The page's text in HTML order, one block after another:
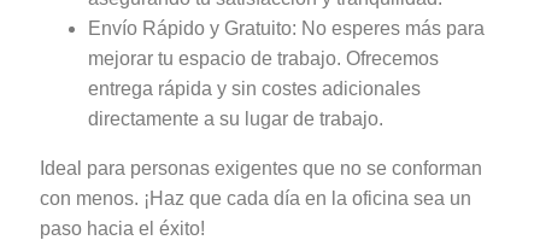
Envío Rápido y Gratuito: No esperes más para
mejorar tu espacio de trabajo. Ofrecemos
entrega rápida y sin costes adicionales
directamente a su lugar de trabajo.
Ideal para personas exigentes que no se conforman
con menos. ¡Haz que cada día en la oficina sea un
paso hacia el éxito!